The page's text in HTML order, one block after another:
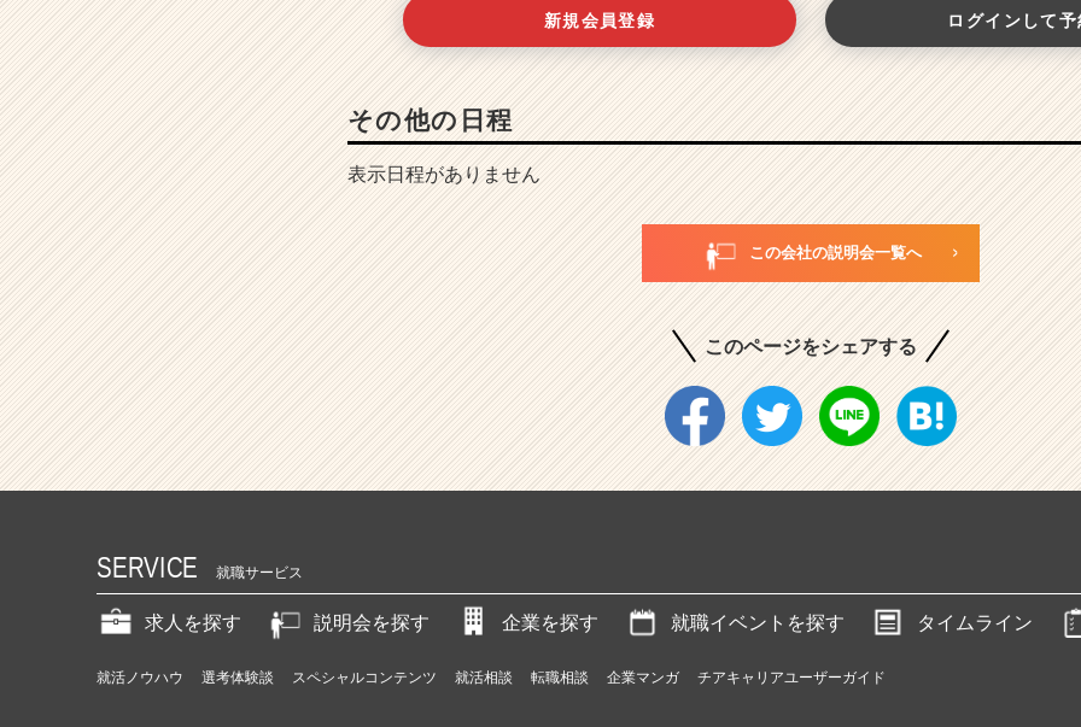
新規会員登録 ログインして
その他の日程
表示日程がありません
この会社の説明会一覧へ
このページをシェアする
SERVICE 就職サービス
求人を探す 説明会を探す 企業を探す 就職イベントを探す タイムライン
就活ノウハウ 選考体験談 スペシャルコンテンツ 就活相談 転職相談 企業マンガ チアキャリアユーザーガイド